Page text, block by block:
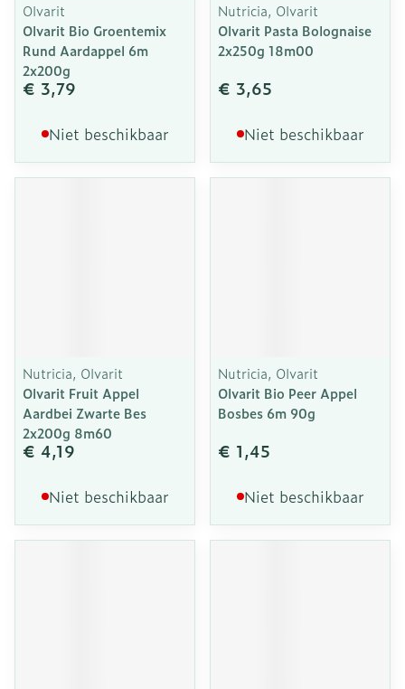
Olvarit
Olvarit Bio Groentemix
Rund Aardappel 6m
2x200g
€ 3,79
Niet beschikbaar
Nutricia, Olvarit
Olvarit Pasta Bolognaise
2x250g 18m00
€ 3,65
Niet beschikbaar
Nutricia, Olvarit
Olvarit Fruit Appel
Aardbei Zwarte Bes
2x200g 8m60
€ 4,19
Niet beschikbaar
Nutricia, Olvarit
Olvarit Bio Peer Appel
Bosbes 6m 90g
€ 1,45
Niet beschikbaar